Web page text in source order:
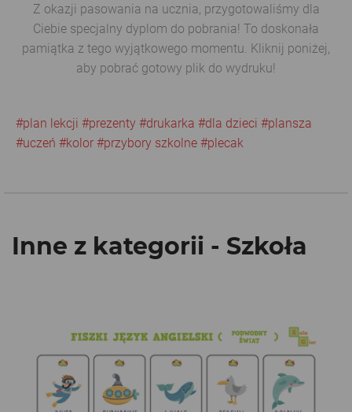
Z okazji pasowania na ucznia, przygotowaliśmy dla
Ciebie specjalny dyplom do pobrania! To doskonała
pamiątka z tego wyjątkowego momentu. Kliknij poniżej,
aby pobrać gotowy plik do wydruku!
#plan lekcji #prezenty #drukarka #dla dzieci #plansza
#uczeń #kolor #przybory szkolne #plecak
Inne z kategorii - Szkoła